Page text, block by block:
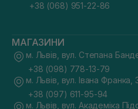
+38 (068) 951-22-86
МАГАЗИНИ
м. Львів, вул. Степана
+38 (098) 778-13-79
м. Львів, вул. Івана Франка,
+38 (097) 611-95-94
м. Львів, вул. Академіка